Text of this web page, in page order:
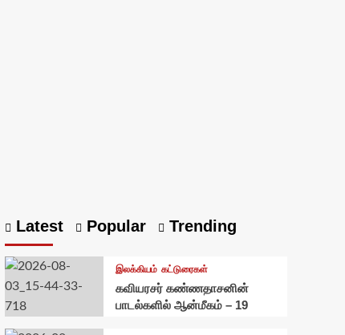
Latest Popular Trending
இலக்கியம் கட்டுரைகள்
கவியரசர் கண்ணதாசனின்
பாடல்களில் ஆன்மீகம் – 19